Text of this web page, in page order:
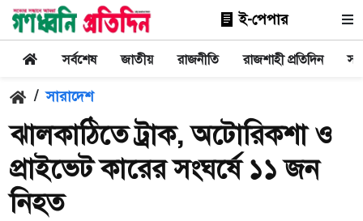
ই-পেপার
সর্বশেষ জাতীয় রাজনীতি রাজশাহী প্রতিদিন
/ সারাদেশ
ঝালকাঠিতে ট্রাক, অটোরিকশা ও
প্রাইভেট কারের সংঘর্ষে ১১ জন
নিহত